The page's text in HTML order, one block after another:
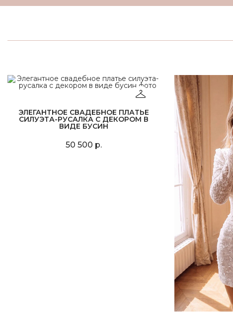
ЭЛЕГАНТНОЕ СВАДЕБНОЕ ПЛАТЬЕ
СИЛУЭТА-РУСАЛКА С ДЕКОРОМ В
ВИДЕ БУСИН
50 500 р.